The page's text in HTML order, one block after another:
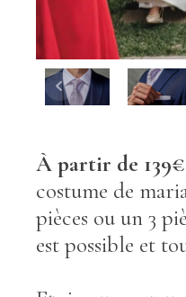
À partir de 139€
costume de
pièces ou un 3
est possible et